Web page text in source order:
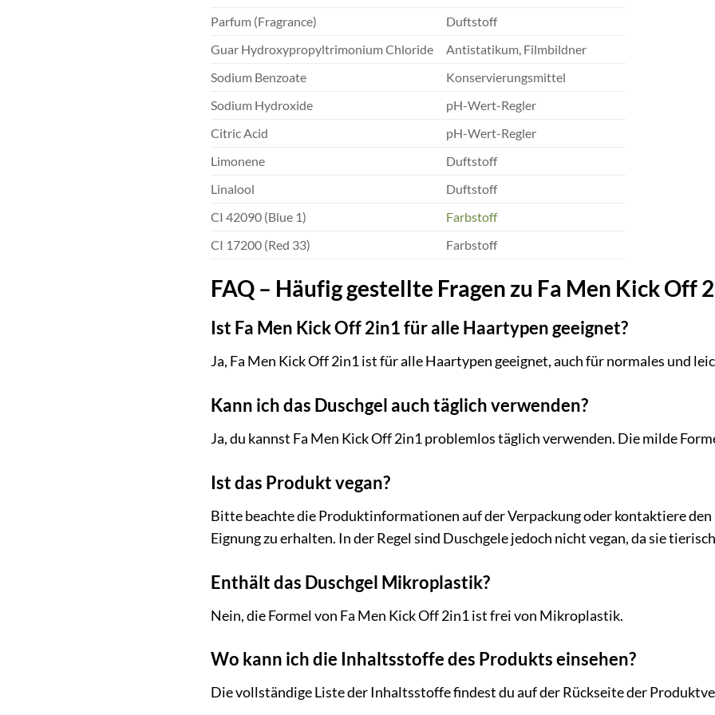
Parfum (Fragrance)
Duftstoff
Guar Hydroxypropyltrimonium Chloride
Antistatikum, Filmbildner
Sodium Benzoate
Konservierungsmittel
Sodium Hydroxide
pH-Wert-Regler
Citric Acid
pH-Wert-Regler
Limonene
Duftstoff
Linalool
Duftstoff
CI 42090 (Blue 1)
Farbstoff
CI 17200 (Red 33)
Farbstoff
FAQ – Häufig gestellte Fragen zu Fa Men Kick Off
Ist Fa Men Kick Off 2in1 für alle Haartypen geeignet?
Ja, Fa Men Kick Off 2in1 ist für alle Haartypen geeignet, auch für normales und
Kann ich das Duschgel auch täglich verwenden?
Ja, du kannst Fa Men Kick Off 2in1 problemlos täglich verwenden. Die milde
Ist das Produkt vegan?
Bitte beachte die Produktinformationen auf der Verpackung oder kontaktiere
Eignung zu erhalten. In der Regel sind Duschgele jedoch nicht vegan, da sie
Enthält das Duschgel Mikroplastik?
Nein, die Formel von Fa Men Kick Off 2in1 ist frei von Mikroplastik.
Wo kann ich die Inhaltsstoffe des Produkts einsehen?
Die vollständige Liste der Inhaltsstoffe findest du auf der Rückseite der